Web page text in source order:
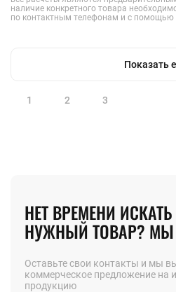
наличие конкретного товара
по контактным телефонам и с помощью
Показать
1 2 3
НЕТ ВРЕМЕНИ ИСКАТЬ
НУЖНЫЙ ТОВАР?
Оставьте свои контакты и мы
коммерческое предложение на
продукцию